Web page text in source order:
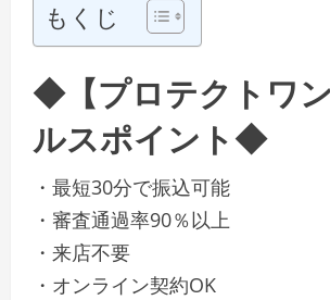
もくじ
◆【プロテクトワ
ルスポイント◆
・最短30分で振込可能
・審査通過率90％以上
・来店不要
・オンライン契約OK